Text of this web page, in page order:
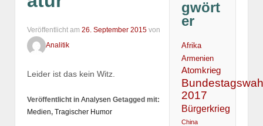
Veröffentlicht am 26. September 2015 von
Analitik
Leider ist das kein Witz.
Veröffentlicht in Analysen Getagged mit:
Medien, Tragischer Humor
gwört
er
Afrika
Armenien
Atomkrieg
2017
Bürgerkrieg
China